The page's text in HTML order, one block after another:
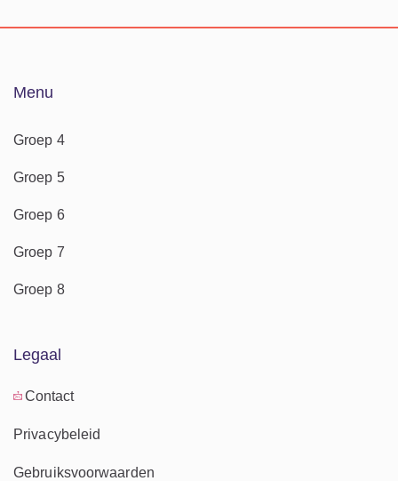
Menu
Groep 4
Groep 5
Groep 6
Groep 7
Groep 8
Legaal
Contact
Privacybeleid
Gebruiksvoorwaarden